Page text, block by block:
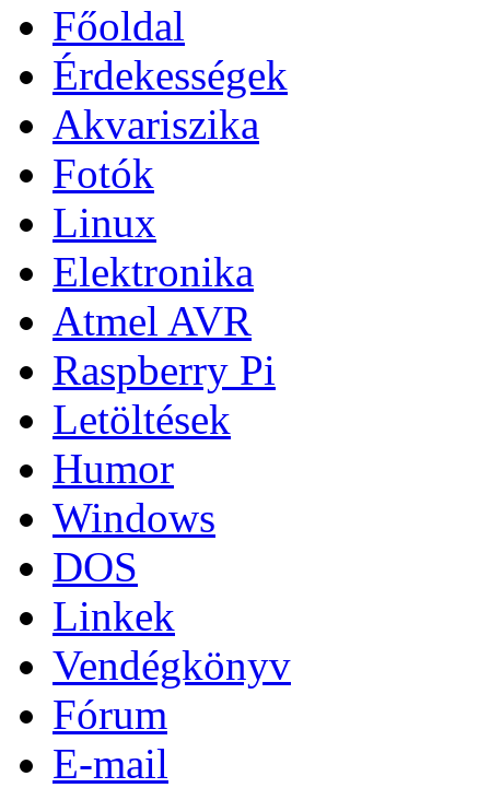
Főoldal
Érdekességek
Akvariszika
Fotók
Linux
Elektronika
Atmel AVR
Raspberry Pi
Letöltések
Humor
Windows
DOS
Linkek
Vendégkönyv
Fórum
E-mail